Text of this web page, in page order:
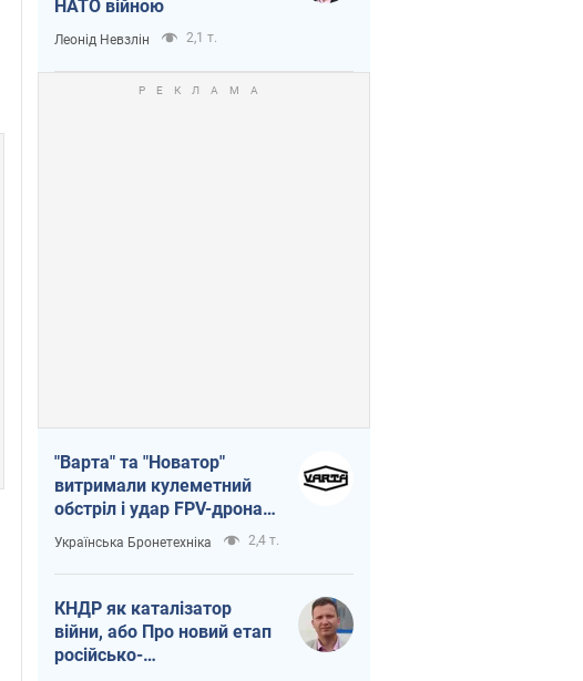
НАТО війною
Леонід Невзлін 2,1 т.
"Варта" та "Новатор"
витримали кулеметний
обстріл і удар FPV-дрона,
врятувавши життя
офіцеру ЗСУ
Українська Бронетехніка 2,4 т.
КНДР як каталізатор
війни, або Про новий етап
російсько-